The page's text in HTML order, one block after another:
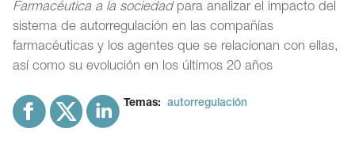
Farmacéutica a la sociedadpara analizar el impacto del
sistema de autorregulación en las compañías
farmacéuticas y los agentes que se relacionan con ellas,
así como su evolución en los últimos 20 años
Temas: autorregulación